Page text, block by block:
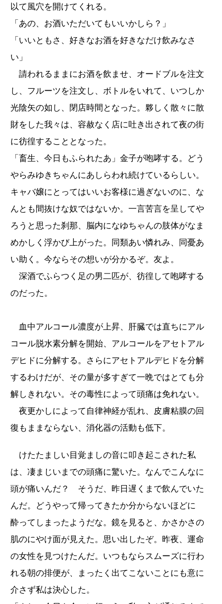
以て風穴を開けてくれる。
「あの、お酒いただいてもいいかしら？」
「いいともさ、好きなお酒を好きなだけ飲みなさ
い」
請われるままにお酒を飲ませ、オードブルを注文
し、フルーツを注文し、ボトルをいれて、いつしか
光陰矢の如し、閉店時間となった。夥しく散々に散
財をした我々は、容赦なく店に吐き出されて夜の街
に彷徨することとなった。
「畜生、今日もふられたあ」金子が咆哮する。どう
やらみゆきちゃんにあしらわれ続けているらしい。
キャバ嬢にとってはいいお客様に過ぎないのに、な
んとも間抜けな奴ではないか。一言苦言を呈してや
ろうと思った刹那、脳内になゆちゃんの肢体がなま
めかしく浮かび上がった。同類あい憐れみ、同憂あ
い助く。今ならその想いが分かるぞ。友よ。
深酒でふらつく足の男二匹が、彷徨して咆哮する
のだった。
血中アルコール濃度が上昇、肝臓では直ちにアル
コール脱水素分解を開始、アルコールをアセトアル
デヒドに分解する。さらにアセトアルデヒドを分解
するわけだが、その量が多すぎて一晩ではとても分
解しきれない。その毒性によって頭痛は免れない。
夜更かしによって自律神経が乱れ、皮膚粘膜の回
復もままならない、消化器の活動も低下。
けたたましい目覚ましの音に叩き起こされた私
は、凄まじいまでの頭痛に驚いた。なんでこんなに
頭が痛いんだ？ そうだ、昨日遅くまで飲んでいた
んだ。どうやって帰ってきたか分からないほどに
酔ってしまったようだな。鏡を見ると、かさかさの
肌のにやけ面が見えた。思い出したぞ。昨夜、運命
の女性を見つけたんだ。いつもならスムーズに行わ
れる朝の排便が、まったく出てこないことにも意に
介さず私は決心した。